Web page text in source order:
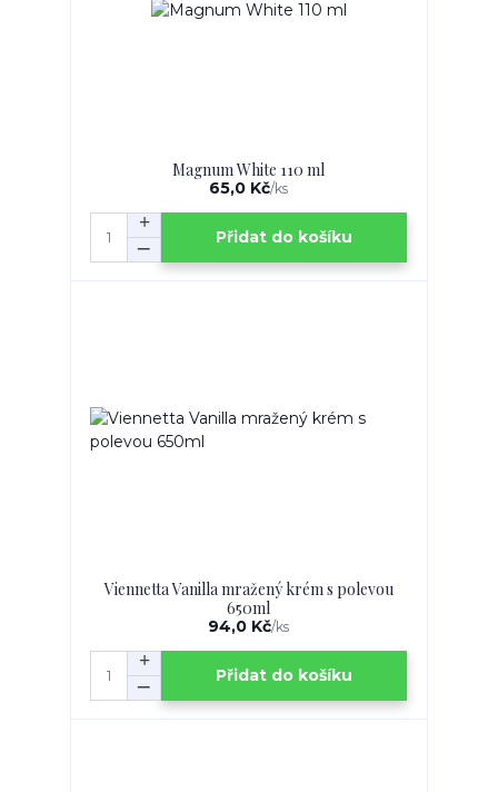
Magnum White 110 ml
65,0 Kč/ks
Přidat do košíku
Viennetta Vanilla mražený krém s polevou
650ml
94,0 Kč/ks
Přidat do košíku